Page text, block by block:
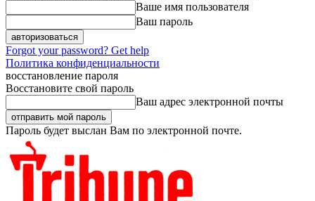
Ваше имя пользователя
Ваш пароль
Forgot your password? Get help
Политика конфиденциальности
восстановление пароля
Восстановите свой пароль
Ваш адрес электронной почты
Пароль будет выслан Вам по электронной почте.